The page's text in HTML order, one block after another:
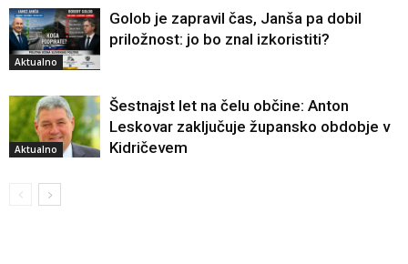
Aktualno
Golob je zapravil čas, Janša pa dobil
priložnost: jo bo znal izkoristiti?
Aktualno
Šestnajst let na čelu občine: Anton
Leskovar zaključuje župansko obdobje v
Kidričevem